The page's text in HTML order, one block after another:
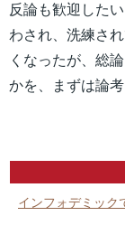
反論も歓迎した
わされ、洗練さ
くなったが、総
かを、まずは論考
インフォデミック